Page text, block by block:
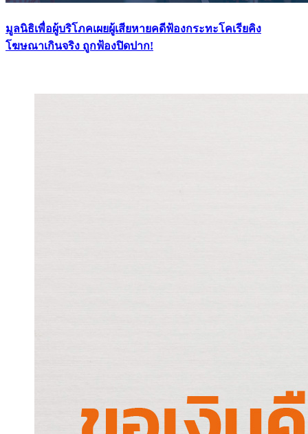
มูลนิธิเพื่อผู้บริโภคเผยผู้เสียหายคดีฟ้องกระทะโคเรียคิง
โฆษณาเกินจริง ถูกฟ้องปิดปาก!